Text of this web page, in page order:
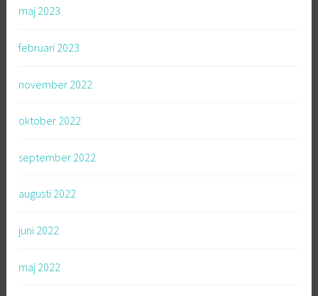
maj 2023
februari 2023
november 2022
oktober 2022
september 2022
augusti 2022
juni 2022
maj 2022